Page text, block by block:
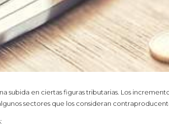
subida en ciertas figuras tributarias. Los
sectores que los consideran